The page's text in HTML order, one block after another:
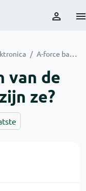
A-force batterijen van de Action: hoe goed zijn ze?
van de
ze?